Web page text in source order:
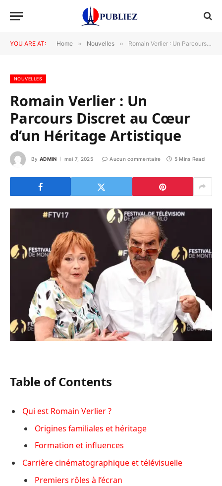
YOU ARE AT: Home » Nouvelles » Romain Verlier : Un Parcours Discret au Cœur d’un Héritage Artistique
NOUVELLES
Romain Verlier : Un
Parcours Discret au Cœur
d’un Héritage Artistique
By ADMIN mai 7, 2025 Aucun commentaire 5 Mins Read
Table of Contents
Qui est Romain Verlier ?
Origines familiales et héritage
Formation et influences
Carrière cinématographique et télévisuelle
Premiers rôles à l’écran